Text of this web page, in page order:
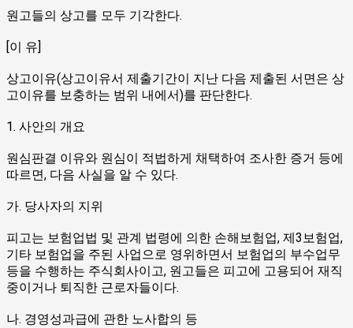
원고들의 상고를 모두 기각한다.
[이 유]
상고이유(상고이유서 제출기간이 지난 다음 제출된 서면은 상
고이유를 보충하는 범위 내에서)를 판단한다.
1. 사안의 개요
원심판결 이유와 원심이 적법하게 채택하여 조사한 증거 등에
따르면, 다음 사실을 알 수 있다.
가. 당사자의 지위
피고는 보험업법 및 관계 법령에 의한 손해보험업, 제3보험업,
기타 보험업을 주된 사업으로 영위하면서 보험업의 부수업무
등을 수행하는 주식회사이고, 원고들은 피고에 고용되어 재직
중이거나 퇴직한 근로자들이다.
나. 경영성과급에 관한 노사합의 등